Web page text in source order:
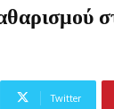
Twitter